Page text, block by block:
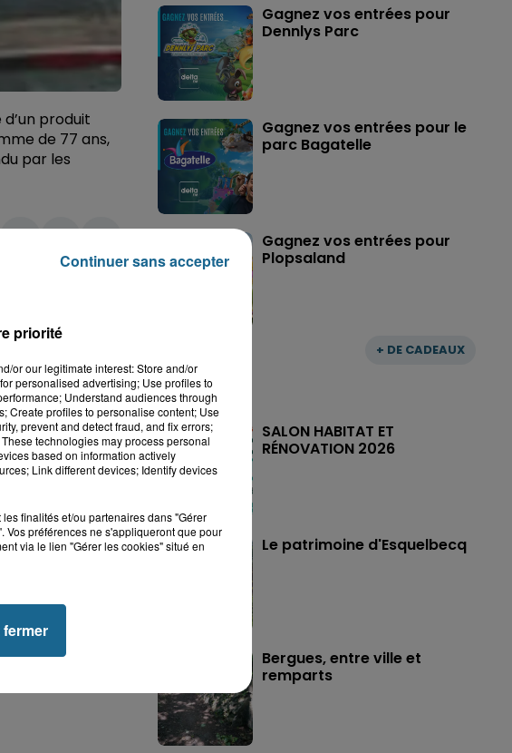
produit
de 77 ans,
par les
+ DE CADEAUX
Gagnez vos entrées pour
Dennlys Parc
Gagnez vos entrées pour le
parc Bagatelle
Gagnez vos entrées pour
Plopsaland
SALON HABITAT ET
RÉNOVATION 2026
Le patrimoine d'Esquelbecq
Bergues, entre ville et
remparts
priorité
or our legitimate interest: Store and/or
personalised advertising; Use profiles to
Understand audiences through
Create profiles to personalise content; Use
prevent and detect fraud, and fix errors;
technologies may process personal
based on information actively
Link different devices; Identify devices
finalités et/ou partenaires dans "Gérer
Vos préférences ne s'appliqueront que pour
via le lien "Gérer les cookies" situé en
Continuer sans accepter